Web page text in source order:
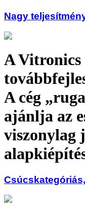
Nagy
A Vitronics
A cég
ajánlja az
viszonylag